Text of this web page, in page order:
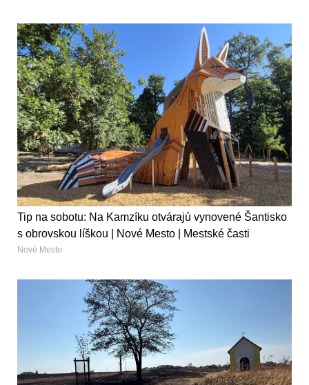
Tip na sobotu: Na Kamzíku otvárajú vynovené Šantisko
s obrovskou líškou | Nové Mesto | Mestské časti
Nové Mesto